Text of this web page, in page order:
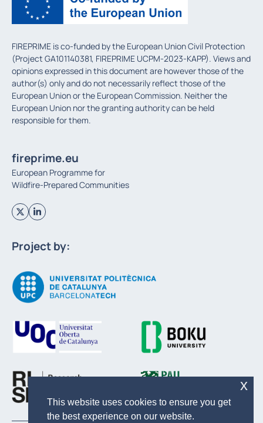
FIREPRIME is co-funded by the European Union Civil Protection
(Project GA101140381, FIREPRIME UCPM-2023-KAPP). Views and
opinions expressed in this document are however those of the
author(s) only and do not necessarily reflect those of the
European Union or the European Commission. Neither the
European Union nor the granting authority can be held
responsible for them.
fireprime.eu
European Programme for
Wildfire-Prepared Communities
Project by:
This website uses cookies to ensure you get
the best experience on our website.
x